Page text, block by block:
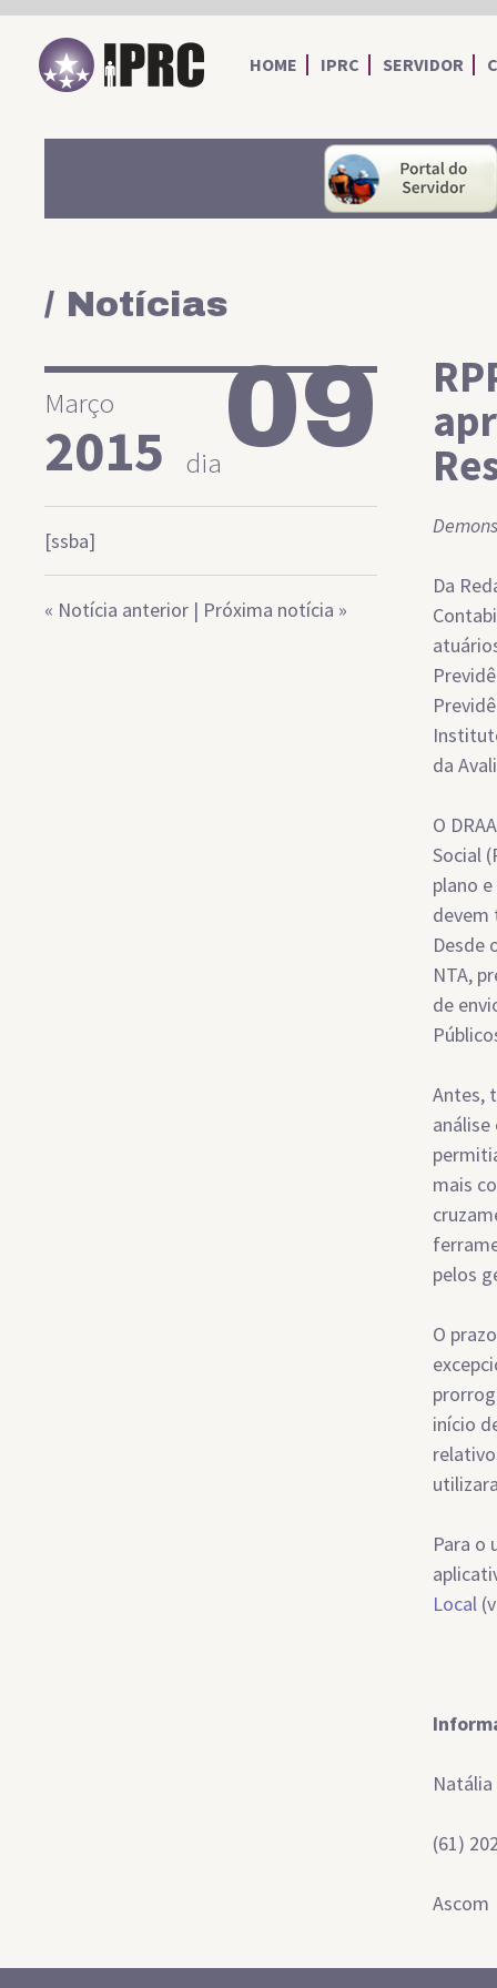
IPRC
HOME IPRC SERVIDOR
/ Notícias
Março
2015 dia09
[ssba]
« Notícia anterior | Próxima notícia »
Da
da
O
Social
plano
devem
Desde
NTA,
de
Antes,
mais
pelos
O
início
Para o
Local
(61)
Ascom